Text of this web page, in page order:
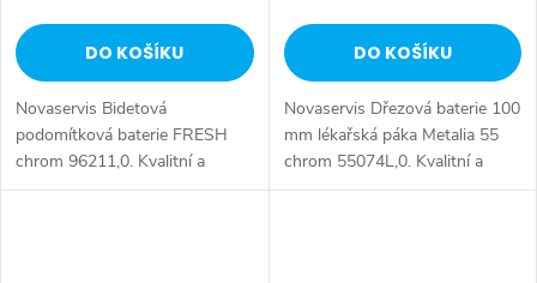
DO KOŠÍKU
Novaservis Bidetová
podomítková baterie FRESH
chrom 96211,0. Kvalitní a
odolná keramická kartuše 35
DO KOŠÍKU
Novaservis Dřezová baterie 100
mm lékařská páka Metalia 55
chrom 55074L,0. Kvalitní a
odolná keramická kartuše